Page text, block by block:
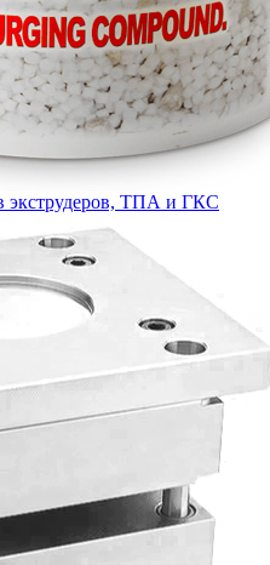
экструдеров, ТПА и ГКС